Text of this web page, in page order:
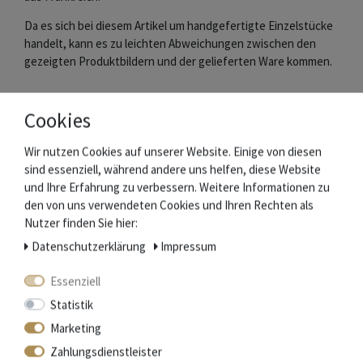
Da es sich bei diesem Artikel um handgefertigte Einzelstücke
handelt, kann es zu leichten Abweichungen zwischen den
gezeigten Produktbildern und der gelieferten Ware kommen.
Gesamtlänge 32 cm, Gewicht 160 g)
Ursprungszertifikat
Das Messer ist NICHT für die Spülmaschine geeignet!
Die Schmiede Laguiole en Aubrac
Im Südwesten Frankreichs, im Département Aveyron, werden
seit Mitte des 19. Jahrhunderts die weltweit
bekannten Laguiole Messer hergestellt.
Cookies
Wir nutzen Cookies auf unserer Website. Einige von diesen
sind essenziell, während andere uns helfen, diese Website
und Ihre Erfahrung zu verbessern. Weitere Informationen zu
den von uns verwendeten Cookies und Ihren Rechten als
Nutzer finden Sie hier:
Daten­schutz­erklärung
Impressum
Essenziell
Statistik
Marketing
Zahlungsdienstleister